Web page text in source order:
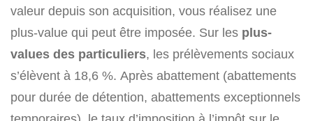
valeur depuis son acquisition, vous réalisez une
plus-value qui peut être imposée. Sur les plus-
values des particuliers, les prélèvements sociaux
s’élèvent à 18,6 %. Après abattement (abattements
pour durée de détention, abattements exceptionnels